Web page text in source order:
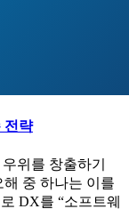
전략
위를 창출하기
중 하나는 이를
DX를 “소프트웨